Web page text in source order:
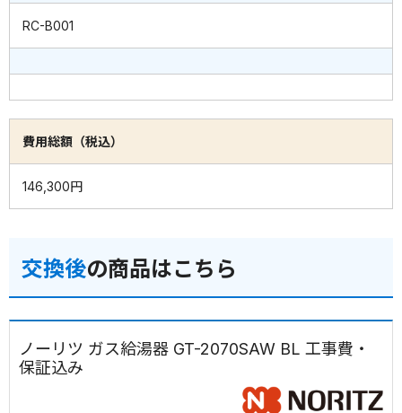
RC-B001
費用総額（税込）
146,300円
交換後の商品はこちら
ノーリツ ガス給湯器 GT-2070SAW BL 工事費・
保証込み